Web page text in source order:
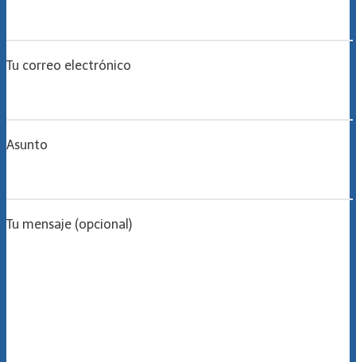
Tu correo electrónico
Asunto
Tu mensaje (opcional)